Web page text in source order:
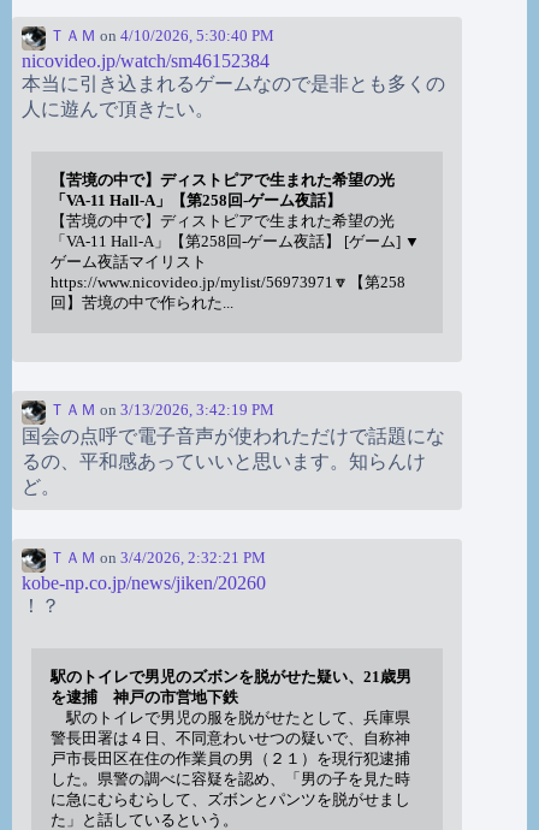
ＴＡＭ on 4/10/2026, 5:30:40 PM
nicovideo.jp/watch/sm46152384
本当に引き込まれるゲームなので是非とも多くの
人に遊んで頂きたい。
【苦境の中で】ディストピアで生まれた希望の光
「VA-11 Hall-A」【第258回-ゲーム夜話】
【苦境の中で】ディストピアで生まれた希望の光
「VA-11 Hall-A」【第258回-ゲーム夜話】 [ゲーム] ▼
ゲーム夜話マイリスト
https://www.nicovideo.jp/mylist/56973971🔽【第258
回】苦境の中で作られた...
ＴＡＭ on 3/13/2026, 3:42:19 PM
国会の点呼で電子音声が使われただけで話題にな
るの、平和感あっていいと思います。知らんけ
ど。
ＴＡＭ on 3/4/2026, 2:32:21 PM
kobe-np.co.jp/news/jiken/20260
！？
駅のトイレで男児のズボンを脱がせた疑い、21歳男
を逮捕 神戸の市営地下鉄
駅のトイレで男児の服を脱がせたとして、兵庫県
警長田署は４日、不同意わいせつの疑いで、自称神
戸市長田区在住の作業員の男（２１）を現行犯逮捕
した。県警の調べに容疑を認め、「男の子を見た時
に急にむらむらして、ズボンとパンツを脱がせまし
た」と話しているという。